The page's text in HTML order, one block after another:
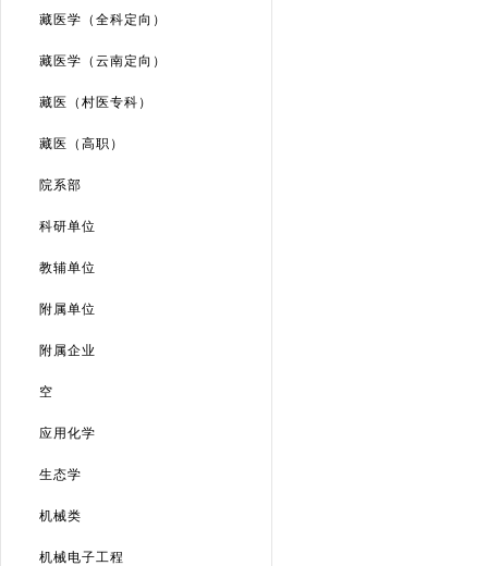
藏医学（全科定向）
藏医学（云南定向）
藏医（村医专科）
藏医（高职）
院系部
科研单位
教辅单位
附属单位
附属企业
空
应用化学
生态学
机械类
机械电子工程